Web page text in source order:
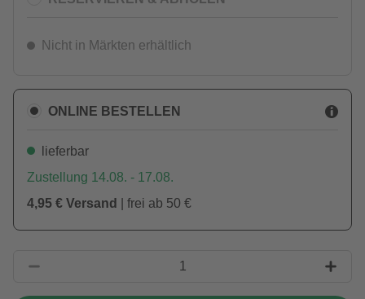
Nicht in Märkten erhältlich
ONLINE BESTELLEN
lieferbar
Zustellung 14.08. - 17.08.
4,95 € Versand
| frei ab 50 €